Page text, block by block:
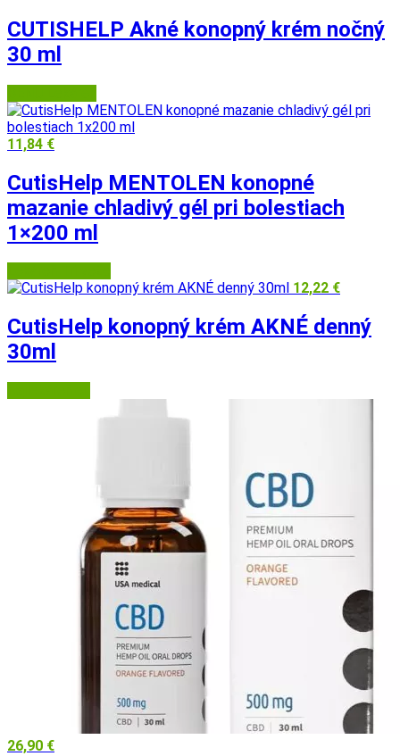
CUTISHELP Akné konopný krém nočný
30 ml
11,84 €
CutisHelp MENTOLEN konopné
mazanie chladivý gél pri bolestiach
1×200 ml
12,22 €
CutisHelp konopný krém AKNÉ denný
30ml
26,90 €